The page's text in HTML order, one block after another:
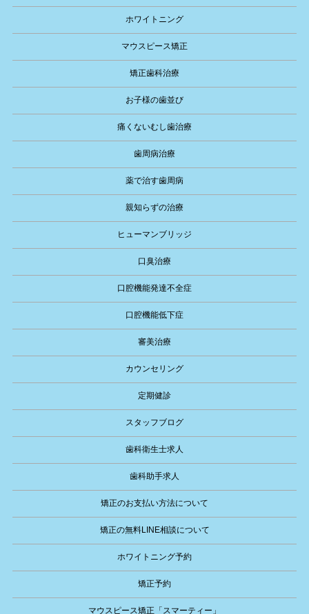
ホワイトニング
マウスピース矯正
矯正歯科治療
お子様の歯並び
痛くないむし歯治療
歯周病治療
薬で治す歯周病
親知らずの治療
ヒューマンブリッジ
口臭治療
口腔機能発達不全症
口腔機能低下症
審美治療
カウンセリング
定期健診
スタッフブログ
歯科衛生士求人
歯科助手求人
矯正のお支払い方法について
矯正の無料LINE相談について
ホワイトニング予約
矯正予約
マウスピース矯正「スマーティー」